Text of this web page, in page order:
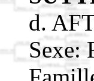
d.
Sexe: